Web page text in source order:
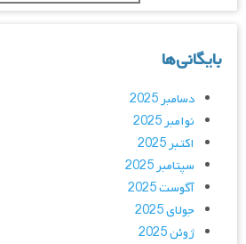
بایگانی‌ها
دسامبر 2025
نوامبر 2025
اکتبر 2025
سپتامبر 2025
آگوست 2025
جولای 2025
ژوئن 2025